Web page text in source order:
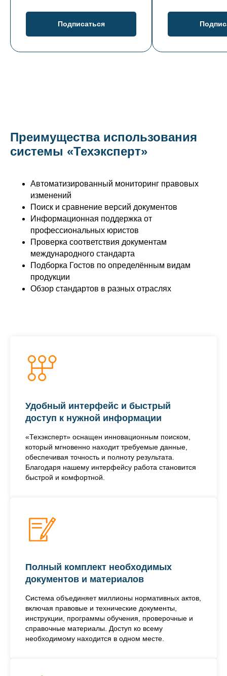
Подписаться
Преимущества использования
системы «Техэксперт»
Автоматизированный мониторинг правовых
изменений
Поиск и сравнение версий документов
Информационная поддержка от
профессиональных юристов
Проверка соответствия документам
международного стандарта
Подборка Гостов по определённым видам
продукции
Обзор стандартов в разных отраслях
Удобный интерфейс и быстрый
доступ к нужной информации
«Техэксперт» оснащен инновационным поиском,
который мгновенно находит требуемые данные,
обеспечивая точность и полноту результата.
Благодаря нашему интерфейсу работа становится
быстрой и комфортной.
Полный комплект необходимых
документов и материалов
Система объединяет миллионы нормативных актов,
включая правовые и технические документы,
инструкции, программы обучения, проверочные и
справочные материалы. Доступ ко всему
необходимому находится в одном месте.